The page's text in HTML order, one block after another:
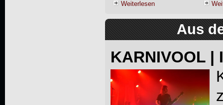
Weiterlesen
Aus
KARNIVOOL |